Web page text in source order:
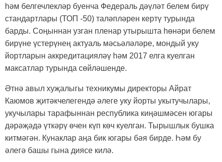
һәм белгечлекләр буенча Федераль дәүләт белем бирү
стандартлары (ТОП -50) таләпләрен кертү турында
барды. Соңыннан узган пленар утырышта һөнәри белем
бирүне үстерүнең актуаль мәсьәләләре, мондый уку
йортларын аккредитацияләү һәм 2017 елга куелган
максатлар турында сөйләшенде.
Әтнә авыл хуҗалыгы техникумы директоры Айрат
Каюмов җитәкчелегендә әлеге уку йорты укытучылары,
укучылары тарафыннан республика киңәшмәсен югары
дәрәҗәдә үткәрү өчен күп көч куелган. Тырышлык бушка
китмәгән. Кунаклар аңа бик югары бәя бирде. Һәм бу
әлегә башы гына диясе килә.